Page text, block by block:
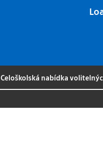
|Celoškolská nabídka